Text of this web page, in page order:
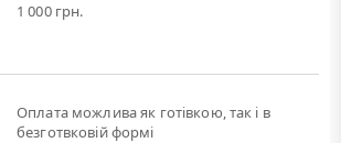
1 000 грн.
Оплата можлива як готівкою, так і в
безготвковій формі